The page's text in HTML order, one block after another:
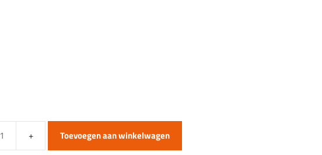
Toevoegen aan winkelwagen